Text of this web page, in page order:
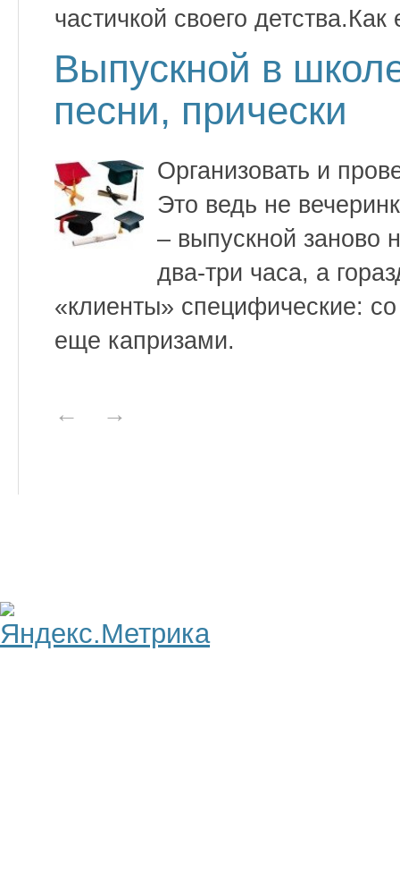
частичкой своего
Выпускной в
песни, прически
Организовать и
Это ведь не
– выпускной заново
два-три часа, а
«клиенты» специфические:
еще капризами.
← →